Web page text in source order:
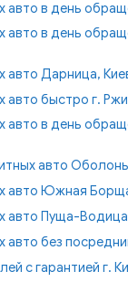
авто в день
авто в день
авто Дарница,
авто быстро г.
авто в день
авто
авто Южная
авто Пуща-
авто без
с гарантией г.